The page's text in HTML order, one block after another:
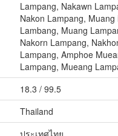
Lampang, Nakawn
Nakon Lampang, Muang
Lambang, Muang
Nakorn Lampang,
Lampang, Amphoe
Lampang, Mueang
18.3 / 99.5
Thailand
ประเทศไทย